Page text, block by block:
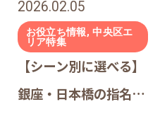
2026.02.05
お役立ち情報, 中央区エ
リア特集
【シーン別に選べる】
銀座・日本橋の指名買